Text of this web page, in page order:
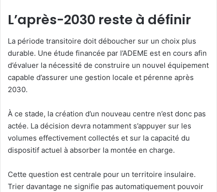
L’après-2030 reste à définir
La période transitoire doit déboucher sur un choix plus
durable. Une étude financée par l’ADEME est en cours afin
d’évaluer la nécessité de construire un nouvel équipement
capable d’assurer une gestion locale et pérenne après
2030.
À ce stade, la création d’un nouveau centre n’est donc pas
actée. La décision devra notamment s’appuyer sur les
volumes effectivement collectés et sur la capacité du
dispositif actuel à absorber la montée en charge.
Cette question est centrale pour un territoire insulaire.
Trier davantage ne signifie pas automatiquement pouvoir